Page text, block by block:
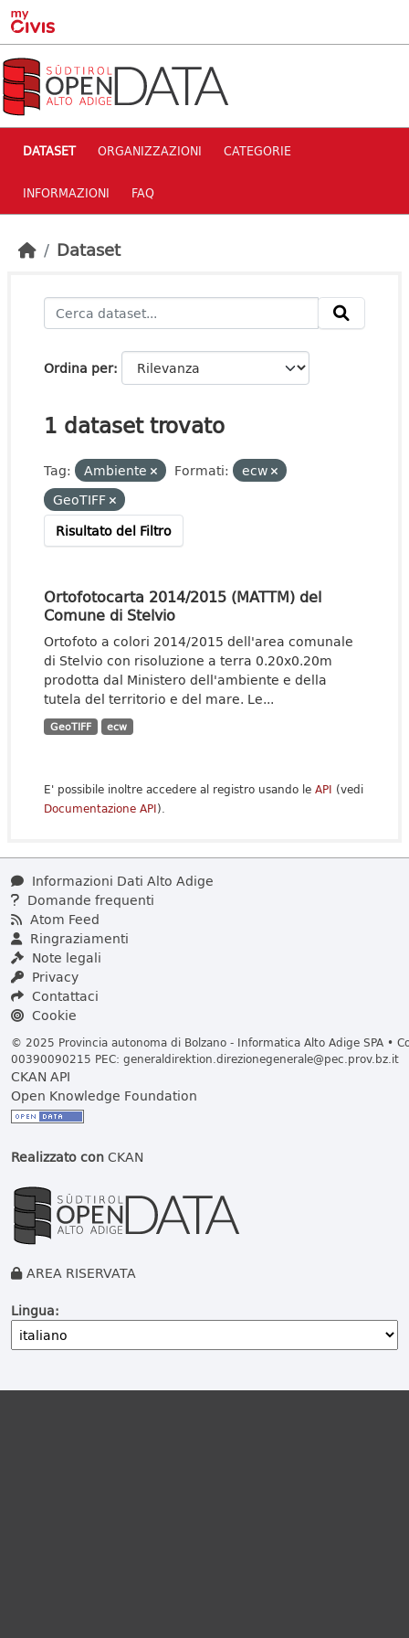
Skip to main content
DATASET ORGANIZZAZIONI CATEGORIE
INFORMAZIONI FAQ
Dataset
Ordina per
1 dataset trovato
Tag: Ambiente Formati:
ecw
GeoTIFF
Risultato del Filtro
Ortofotocarta 2014/2015 (MATTM) del
Comune di Stelvio
Ortofoto a colori 2014/2015 dell'area comunale
di Stelvio con risoluzione a terra 0.20x0.20m
prodotta dal Ministero dell'ambiente e della
tutela del territorio e del mare. Le...
GeoTIFF ecw
E' possibile inoltre accedere al registro usando le API (vedi
Documentazione API).
Informazioni Dati Alto Adige
Domande frequenti
Atom Feed
Ringraziamenti
Note legali
Privacy
Contattaci
Cookie
© 2025 Provincia autonoma di Bolzano - Informatica Alto Adige SPA •
00390090215 PEC: generaldirektion.direzionegenerale@pec.prov.bz.it
CKAN API
Open Knowledge Foundation
Realizzato conCKAN
AREA RISERVATA
Lingua